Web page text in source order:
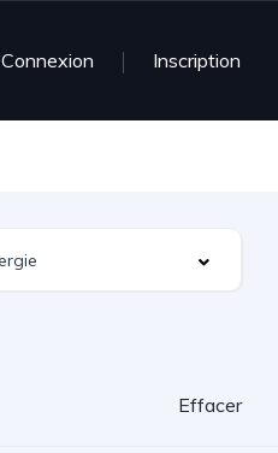
Connexion Inscription
Effacer